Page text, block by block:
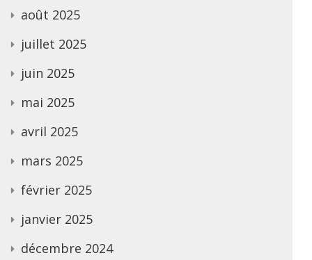
août 2025
juillet 2025
juin 2025
mai 2025
avril 2025
mars 2025
février 2025
janvier 2025
décembre 2024